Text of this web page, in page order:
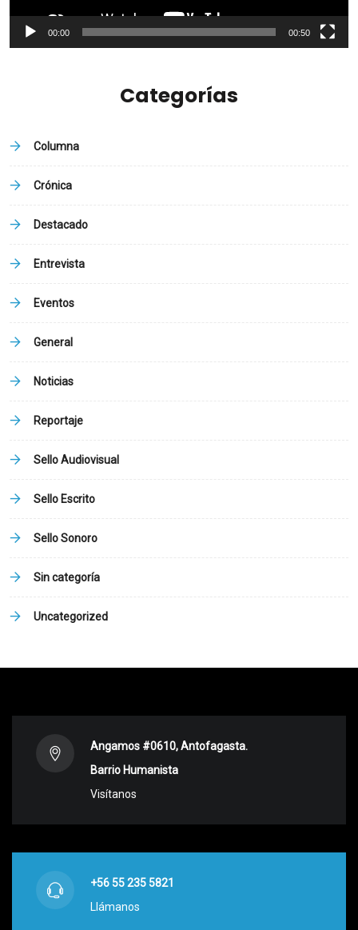
00:00 00:50
Categorías
Columna
Crónica
Destacado
Entrevista
Eventos
General
Noticias
Reportaje
Sello Audiovisual
Sello Escrito
Sello Sonoro
Sin categoría
Uncategorized
Angamos #0610, Antofagasta.
Barrio Humanista
Visítanos
+56 55 235 5821
Llámanos